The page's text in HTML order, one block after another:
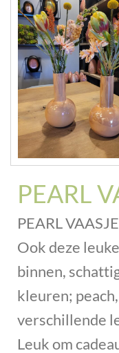
PEARL
PEARL
Ook deze
binnen,
kleuren;
verschillende
Leuk om